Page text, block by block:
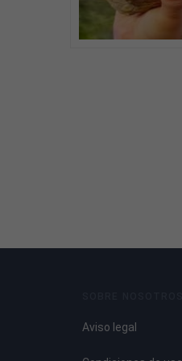
Aviso legal